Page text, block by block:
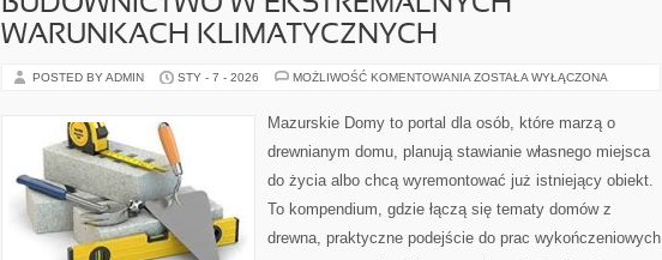
WARUNKACH KLIMATYCZNYCH
POSTED BY ADMIN STY - 7 - 2026 MOŻLIWOŚĆ KOMENTOWANIA BUDOWNICTWO
WARUNKACH
KLIMATYCZNYCH
ZOSTAŁA WYŁĄCZONA
Mazurskie Domy to portal dla osób, które marzą o
drewnianym domu, planują stawianie własnego miejsca
do życia albo chcą wyremontować już istniejący obiekt.
To kompendium, gdzie łączą się tematy domów z
drewna, praktyczne podejście do prac wykończeniowych